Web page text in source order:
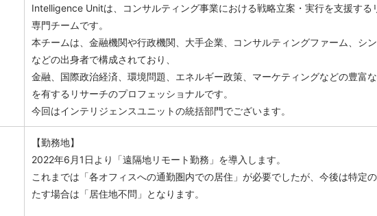
Intelligence Unitは、コンサルティング事業における戦略立案・実行を支援する
専門チームです。
本チームは、金融機関や行政機関、大手企業、コンサルティングファーム、シ
などの出身者で構成されており、
金融、国際政治経済、環境問題、エネルギー政策、マーケティングなどの豊富
を有するリサーチのプロフェッショナルです。
今回はインテリジェンスユニットの統括部門でございます。
【勤務地】
2022年6月1日より「遠隔地リモート勤務」を導入します。
これまでは「各オフィスへの通勤圏内での居住」が必要でしたが、今後は特定
たす場合は「居住地不問」となります。